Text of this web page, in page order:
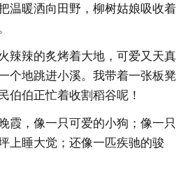
温暖洒向田野，柳树姑娘吸收着
辣辣的炙烤着大地，可爱又天真
个地跳进小溪。我带着一张板凳
伯伯正忙着收割稻谷呢！
霞，像一只可爱的小狗；像一只
上睡大觉；还像一匹疾驰的骏